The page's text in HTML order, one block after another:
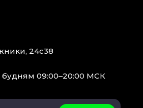
24с38
09:00–20:00 МСК